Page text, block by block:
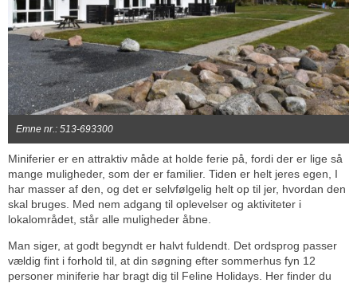
Emne nr.: 513-693300
Miniferier er en attraktiv måde at holde ferie på, fordi der er lige så
mange muligheder, som der er familier. Tiden er helt jeres egen, I
har masser af den, og det er selvfølgelig helt op til jer, hvordan den
skal bruges. Med nem adgang til oplevelser og aktiviteter i
lokalområdet, står alle muligheder åbne.
Man siger, at godt begyndt er halvt fuldendt. Det ordsprog passer
vældig fint i forhold til, at din søgning efter sommerhus fyn 12
personer miniferie har bragt dig til Feline Holidays. Her finder du